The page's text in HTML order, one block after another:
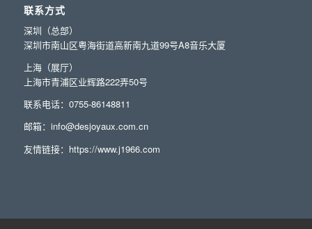
联系方式
深圳（总部）
深圳市南山区粤海街道高新南九道99号A8音乐大厦
上海（展厅）
上海市青浦区业辉路222弄50号
联系电话：0755-86148811
邮箱：info@desjoyaux.com.cn
友情链接： https://www.j1966.com